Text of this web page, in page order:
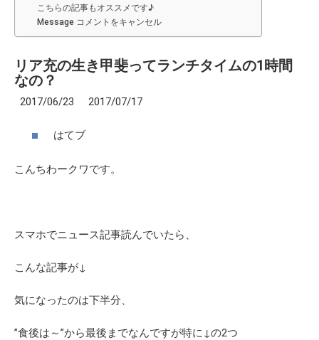
こちらの記事もオススメです♪
Message コメントをキャンセル
リア充の生き甲斐ってランチタイムの1時間
なの？
2017/06/23 2017/07/17
はてブ
こんちわークワです。
スマホでニュース記事読んでいたら、
こんな記事が↓
気になったのは下半分、
”食後は～”から最後までなんですが特に↓の2つ